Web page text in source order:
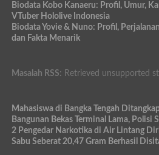
Biodata Kobo Kanaeru: Profil, Umur,
VTuber Hololive Indonesia
Biodata Yovie & Nuno: Profil,
dan Fakta Menarik
Masalah RSS: Retrieved unsupported
Mahasiswa di Bangka Tengah
Bangunan Bekas Terminal Lama, Polisi
2 Pengedar Narkotika di Air Lintang
Sabu Seberat 20,47 Gram Berhasil